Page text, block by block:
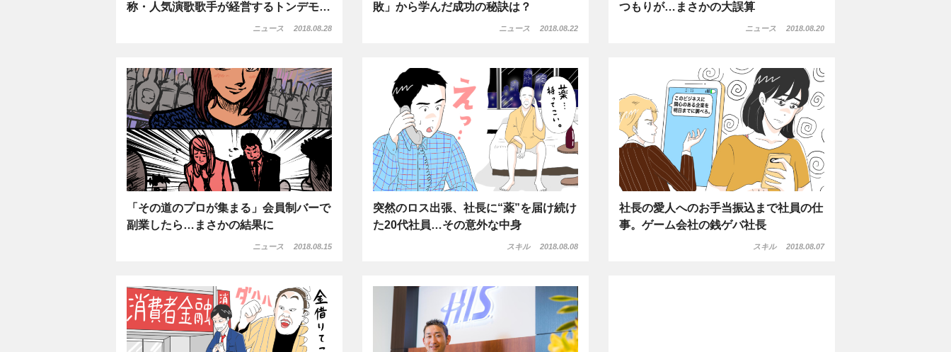
称・人気演歌歌手が経営するトンデモ…
ニュース 2018.08.28
敗」から学んだ成功の秘訣は？
ニュース 2018.08.22
つもりが…まさかの大誤算
ニュース 2018.08.20
「その道のプロが集まる」会員制バーで
副業したら…まさかの結果に
ニュース 2018.08.15
突然のロス出張、社長に“薬”を届け続け
た20代社員…その意外な中身
スキル 2018.08.08
社長の愛人へのお手当振込まで社員の仕
事。ゲーム会社の銭ゲバ社長
スキル 2018.08.07